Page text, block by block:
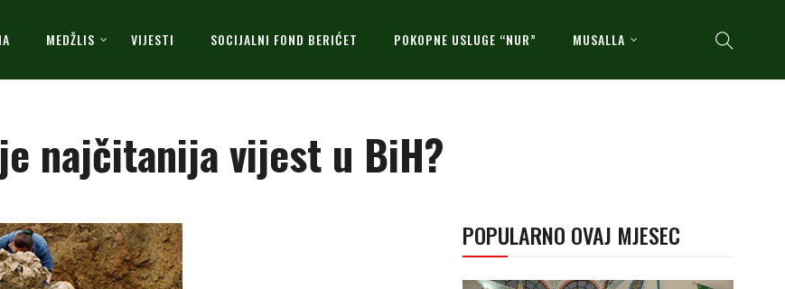
MEDŽLIS VIJESTI SOCIJALNI FOND BERIĆET POKOPNE USLUGE “NUR” MUSALLA
najčitanija vijest u BiH?
POPULARNO OVAJ MJESEC